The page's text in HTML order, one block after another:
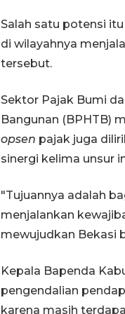
Salah satu potensi
di wilayahnya
tersebut.
Sektor Pajak Bumi
Bangunan (BPHTB)
opsen pajak juga
sinergi kelima unsur
"Tujuannya adalah
menjalankan
mewujudkan Bekasi
Kepala Bapenda
pengendalian
karena masih